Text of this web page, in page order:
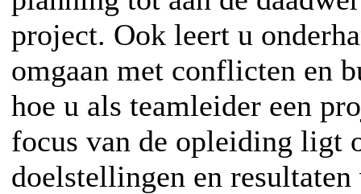
project. Ook leert u
omgaan met conflicten en
hoe u als teamleider een
focus van de opleiding ligt
doelstellingen en